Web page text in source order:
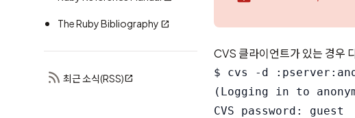
The Ruby Bibliography
최근 소식(RSS)
CVS 클라이언트가 있는 경우
$ cvs -d
(Logging in to
CVS password: guest